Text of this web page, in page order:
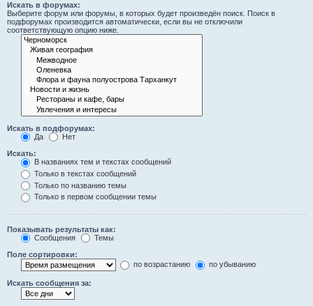
Искать в форумах:
Выберите форум или форумы, в которых будет произведён поиск. Поиск в
подфорумах производится автоматически, если вы не отключили
соответствующую опцию ниже.
Искать в подфорумах:
Да
Нет
Искать:
В названиях тем и текстах сообщений
Только в текстах сообщений
Только по названию темы
Только в первом сообщении темы
Показывать результаты как:
Сообщения
Темы
Поле сортировки:
по возрастанию
по убыванию
Искать сообщения за: